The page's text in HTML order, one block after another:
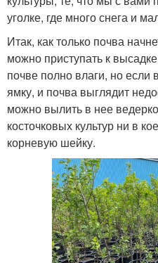
уголке, где много снега и
Итак, как только почва
можно приступать к
почве полно влаги, но
ямку, и почва выглядит
можно вылить в нее
косточковых культур ни в
корневую шейку.